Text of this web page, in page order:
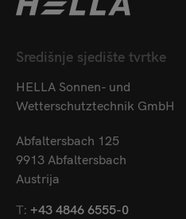
Središnje sjedište tvrtke
HELLA Sonnen- und
Wetterschutztechnik GmbH
Abfaltersbach 125
9913 Abfaltersbach
Austrija
T: +43 4846 6555-0